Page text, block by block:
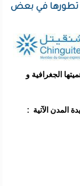
تطورها في بعض
الجغرافية و
المدن الآتية :